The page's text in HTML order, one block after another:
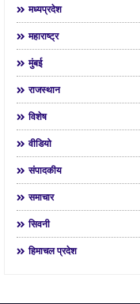
मध्यप्रदेश
महाराष्ट्र
मुंबई
राजस्थान
विशेष
वीडियो
संपादकीय
समाचार
सिवनी
हिमाचल प्रदेश